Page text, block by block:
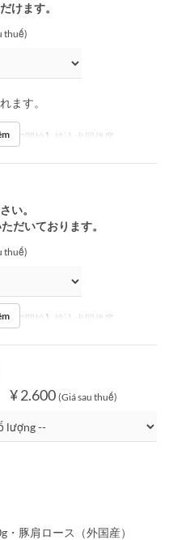
けます。
thuế)
ます。
【7/2開始】持込 犬同伴席
い。
だいております。
thuế)
【7/2開始】持込 犬同伴席
¥ 2.600 (Giá sau thuế)
豚肩ロース（外国産）